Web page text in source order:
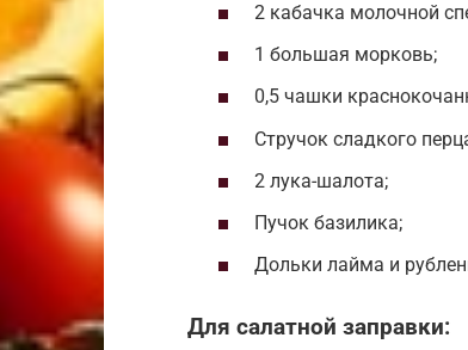
2 кабачка молочной
1 большая морковь;
0,5 чашки
Стручок сладкого
2 лука-шалота;
Пучок базилика;
Дольки лайма и
Для салатной заправки: